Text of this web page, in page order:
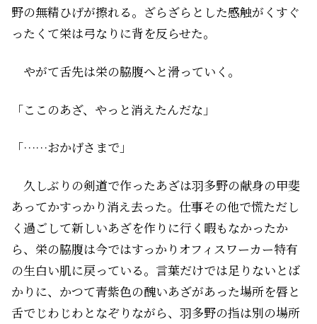
野の無精ひげが擦れる。ざらざらとした感触がくすぐ
ったくて栄は弓なりに背を反らせた。
やがて舌先は栄の脇腹へと滑っていく。
「ここのあざ、やっと消えたんだな」
「……おかげさまで」
久しぶりの剣道で作ったあざは羽多野の献身の甲斐
あってかすっかり消え去った。仕事その他で慌ただし
く過ごして新しいあざを作りに行く暇もなかったか
ら、栄の脇腹は今ではすっかりオフィスワーカー特有
の生白い肌に戻っている。言葉だけでは足りないとば
かりに、かつて青紫色の醜いあざがあった場所を唇と
舌でじわじわとなぞりながら、羽多野の指は別の場所